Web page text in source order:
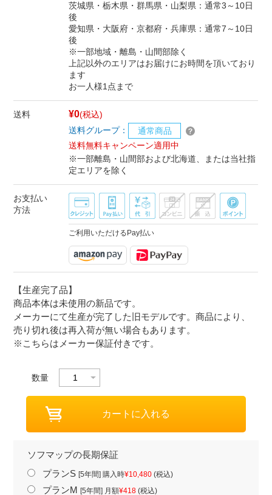
茨城県・栃木県・群馬県・山梨県：通常3～10日
後
愛知県・大阪府・京都府・兵庫県：通常7～10日
後
※一部地域・離島・山間部除く
上記以外のエリアはお届けにお時間を頂いており
ます
お一人様1点まで
送料 ¥0(税込)
送料グループ：
通常商品
送料無料キャンペーン適用中
※一部離島・山間部および北海道、または当社指
定エリアを除く
お支払い
方法
ご利用いただけるPay払い
【生産完了品】
商品本体は未使用の新品です。
メーカーにて生産が完了した旧モデルです。商品により、
売り切れ後は再入荷が無い場合もあります。
※こちらはメーカー保証付きです。
数量
ソフマップの長期保証
プランS [5年間] 購入時¥10,480(税込)
プランM [5年間] 月額¥418(税込)